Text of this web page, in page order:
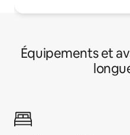
Équipements et